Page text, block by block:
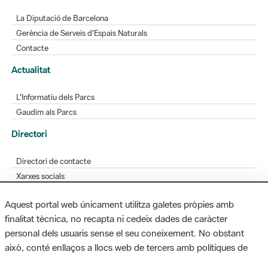
La Diputació de Barcelona
Gerència de Serveis d'Espais Naturals
Contacte
Actualitat
L'Informatiu dels Parcs
Gaudim als Parcs
Directori
Directori de contacte
Xarxes socials
Bústia de suggeriments
Opineu sobre els parcs
Aquest portal web únicament utilitza galetes pròpies amb
finalitat tècnica, no recapta ni cedeix dades de caràcter
personal dels usuaris sense el seu coneixement. No obstant
això, conté enllaços a llocs web de tercers amb polítiques de